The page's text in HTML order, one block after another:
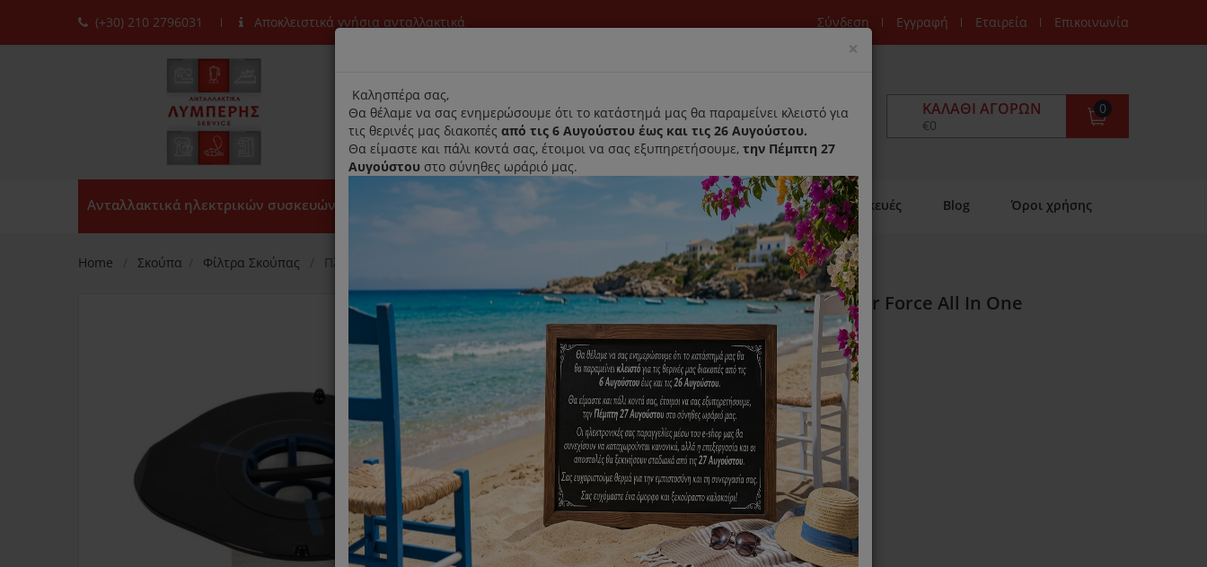
(+30) 210 2796031 Αποκλειστικά γνήσια ανταλλακτικά Σύνδεση Εγγραφή Εταιρεία Επικοινωνία
ΚΑΛΆΘΙ ΑΓΟΡΏΝ
0
€0
Ανταλλακτικά ηλεκτρικών συσκευών Αρχική Παραλαβή- Παράδοση Κατ'οικον Επισκευές Blog Όροι χρήσης
Home Σκούπα Φίλτρα Σκούπας Πλενόμενο Φίλτρο Σκούπας Rowenta Air Force All In One
Πλενόμενο Φίλτρο Σκούπας Rowenta Air Force All In One
Κωδικός : ZR009002
Διαθεσιμότητα :
Παράδοση Σε 1-3 Ημέρες (Διαθέσιμο)
Πλενόμενο φίλτρο σκούπας Rowenta Air Force All in One
Κατάλληλο για:
κατάλληλο για τη σκούπα Rowenta Air Force All in One
× Close
title
Καλησπέρα σας,
Θα θέλαμε να σας ενημερώσουμε ότι το κατάστημά μας θα παραμείνει κλειστό για
τις θερινές μας διακοπές από τις 6 Αυγούστου έως και τις 26 Αυγούστου.
Θα είμαστε και πάλι κοντά σας, έτοιμοι να σας εξυπηρετήσουμε, την Πέμπτη 27
Αυγούστου στο σύνηθες ωράριό μας.